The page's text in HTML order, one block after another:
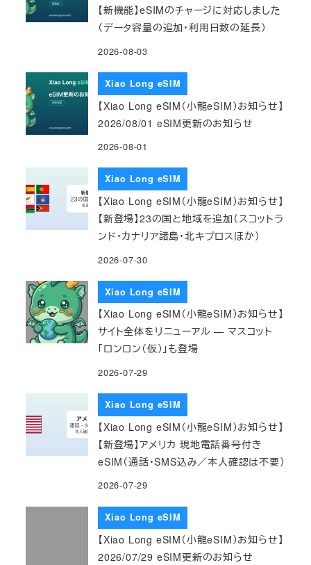
【新機能】eSIMのチャージに対応しました
（データ容量の追加・利用日数の延長）
2026-08-03
Xiao Long eSIM
【Xiao Long eSIM（小龍eSIM）お知らせ】
2026/08/01 eSIM更新のお知らせ
2026-08-01
Xiao Long eSIM
【Xiao Long eSIM（小龍eSIM）お知らせ】
【新登場】23の国と地域を追加（スコットラ
ンド・カナリア諸島・北キプロスほか）
2026-07-30
Xiao Long eSIM
【Xiao Long eSIM（小龍eSIM）お知らせ】
サイト全体をリニューアル — マスコット
「ロンロン（仮）」も登場
2026-07-29
Xiao Long eSIM
【Xiao Long eSIM（小龍eSIM）お知らせ】
【新登場】アメリカ 現地電話番号付き
eSIM（通話・SMS込み／本人確認は不要）
2026-07-29
Xiao Long eSIM
【Xiao Long eSIM（小龍eSIM）お知らせ】
2026/07/29 eSIM更新のお知らせ